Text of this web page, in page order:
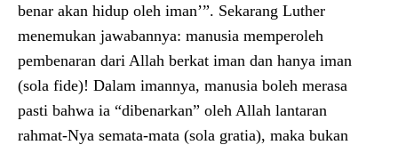
benar akan hidup oleh iman’”. Sekarang Luther
menemukan jawabannya: manusia memperoleh
pembenaran dari Allah berkat iman dan hanya iman
(sola fide)! Dalam imannya, manusia boleh merasa
pasti bahwa ia “dibenarkan” oleh Allah lantaran
rahmat-Nya semata-mata (sola gratia), maka bukan